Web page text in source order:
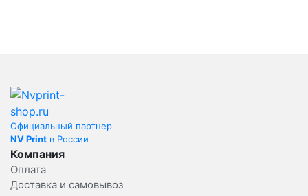
Официальный партнер
NV Print в России
Компания
Оплата
Доставка и самовывоз